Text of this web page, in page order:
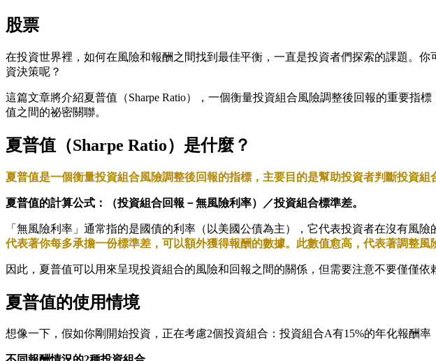
股票
在投資世界裡，如何在風險和報酬之間找到最佳平衡，一直是投資者們探索的課題。
資決策呢？
這篇文章將介紹夏普值（Sharpe Ratio），一個衡量投資組合風險調整後回報的重要
值之間的祕密關聯。
夏普值（Sharpe Ratio）是什麼？
夏普值是一個衡量投資組合風險調整後回報的指標，主要目的是幫助投資者判斷投資組
夏普值的計算公式：（投資組合回報－無風險利率）／投資組合標準差。
「無風險利率」通常指的是國債的利率（以美國公債為主），它代表投資者在沒有風
代表著你每多承擔一份標準差，可以額外獲得報酬的數據。此數值愈高，代表著調整風
因此，夏普值可以用來呈現投資組合的風險和回報之間的關係，但需要注意不要僅僅
夏普值的使用情境
想像一下，假如你剛開始投資，正在考慮2個投資組合：投資組合A有15%的年化報酬